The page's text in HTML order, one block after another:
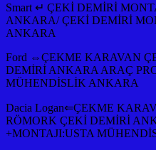
Smart ↵ ÇEKİ DEMİRİ
ANKARA/ ÇEKİ DEMİRİ
ANKARA
Ford ⇔ÇEKME KARAVAN
DEMİRİ ANKARA ARAÇ
MÜHENDİSLİK ANKARA
Dacia Logan⇐ÇEKME
RÖMORK ÇEKİ DEMİRİ
+MONTAJI:USTA